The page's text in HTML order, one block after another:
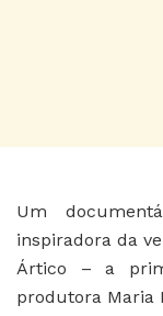
Um
inspiradora da
Ártico – a
produtora Maria